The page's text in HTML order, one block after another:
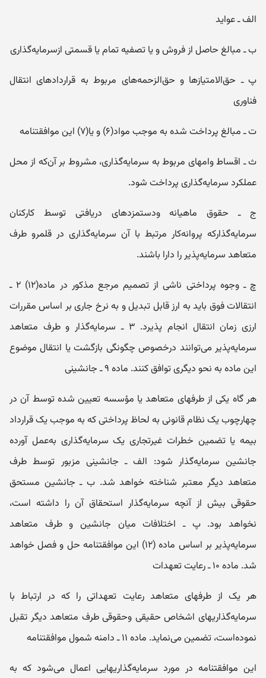
الف ـ عواید
ب ـ مبالغ حاصل از فروش و یا تصفیه تمام یا قسمتی ازسرمایه‌گذاری
پ ـ حق‌الامتیازها و حق‌الزحمه‌های مربوط به قراردادهای انتقال
فناوری
ت ـ مبالغ پرداخت شده به موجب مواد(۶) و یا(۷) این موافقتنامه
ث ـ اقساط وامهای مربوط به سرمایه‌گذاری، مشروط بر آن‌که از محل
عملکرد سرمایه‌گذاری پرداخت شود.
ج ـ حقوق ماهیانه ودستمزدهای دریافتی توسط کارکنان
سرمایه‌گذارکه پروانه‌کار مرتبط با آن سرمایه‌گذاری در قلمرو طرف
متعاهد سرمایه‌پذیر را دارا باشند.
چ ـ وجوه پرداختی ناشی از تصمیم مرجع مذکور در ماده(۱۲) ۲ ـ
انتقالات فوق باید به ارز قابل تبدیل و به نرخ جاری بر اساس مقررات
ارزی زمان انتقال انجام پذیرد. ۳ ـ سرمایه‌گذار و طرف متعاهد
سرمایه‌پذیر می‌توانند درخصوص چگونگی بازگشت یا انتقال موضوع
این ماده به نحو دیگری توافق کنند. ماده ۹ ـ جانشینی
هر گاه یکی از طرفهای متعاهد یا مؤسسه تعیین شده توسط آن در
چهارچوب یک نظام قانونی به لحاظ پرداختی که به موجب یک قرارداد
بیمه یا تضمین خطرات غیرتجاری یک سرمایه‌گذاری به‌عمل آورده
جانشین سرمایه‌گذار شود: الف ـ جانشینی مزبور توسط طرف
متعاهد دیگر معتبر شناخته خواهد شد. ب ـ جانشین مستحق
حقوقی بیش از آنچه سرمایه‌گذار استحقاق آن را داشته است،
نخواهد بود. پ ـ اختلافات میان جانشین و طرف متعاهد
سرمایه‌پذیر بر اساس ماده (۱۲) این موافقتنامه حل و فصل خواهد
شد. ماده ۱۰ ـ رعایت تعهدات
هر یک از طرفهای متعاهد رعایت تعهداتی را که در ارتباط با
سرمایه‌گذاریهای اشخاص حقیقی وحقوقی طرف متعاهد دیگر تقبل
نموده‌است، تضمین می‌نماید. ماده ۱۱ ـ دامنه شمول موافقتنامه
این موافقتنامه در مورد سرمایه‌گذاریهایی اعمال می‌شود که به